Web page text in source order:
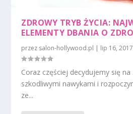
ZDROWY TRYB ŻYCIA:
ELEMENTY DBANIA O
przez salon-hollywood.pl | lip 16, 2017
Coraz częściej decydujemy się na
szkodliwymi nawykami i
ze...